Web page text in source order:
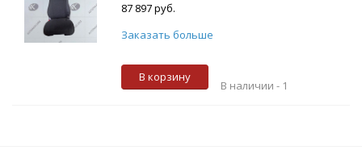
87 897 руб.
Заказать больше
В корзину
В наличии - 1